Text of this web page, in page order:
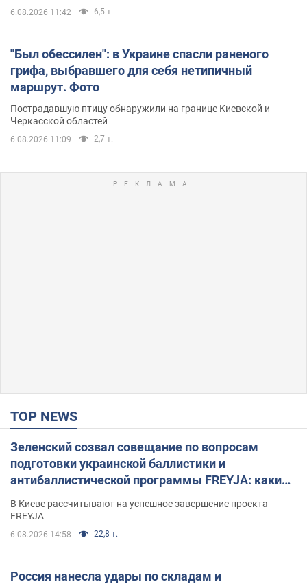
6.08.2026 11:42 6,5 т.
"Был обессилен": в Украине спасли раненого
грифа, выбравшего для себя нетипичный
маршрут. Фото
Пострадавшую птицу обнаружили на границе Киевской и
Черкасской областей
6.08.2026 11:09 2,7 т.
TOP NEWS
Зеленский созвал совещание по вопросам
подготовки украинской баллистики и
антибаллистической программы FREYJA: какие
В Киеве рассчитывают на успешное завершение проекта
FREYJA
6.08.2026 14:58 22,8 т.
Россия нанесла удары по складам и